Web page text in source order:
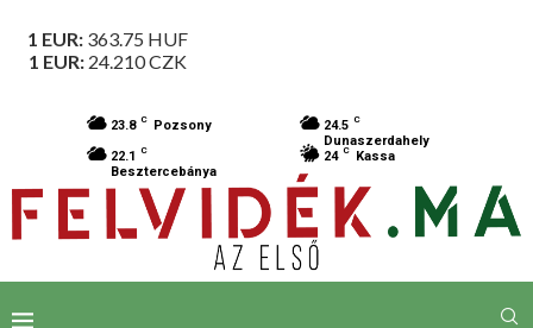
1 EUR: 363.75 HUF
1 EUR: 24.210CZK
23.8 C Pozsony 24.5 C
Dunaszerdahely
22.1 C
Besztercebánya
24 C Kassa